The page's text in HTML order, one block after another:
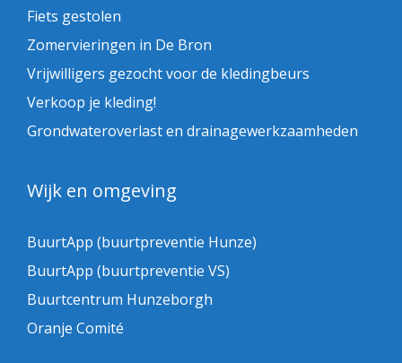
Fiets gestolen
Zomervieringen in De Bron
Vrijwilligers gezocht voor de kledingbeurs
Verkoop je kleding!
Grondwateroverlast en drainagewerkzaamheden
Wijk en omgeving
BuurtApp (buurtpreventie Hunze)
BuurtApp (buurtpreventie VS)
Buurtcentrum Hunzeborgh
Oranje Comité